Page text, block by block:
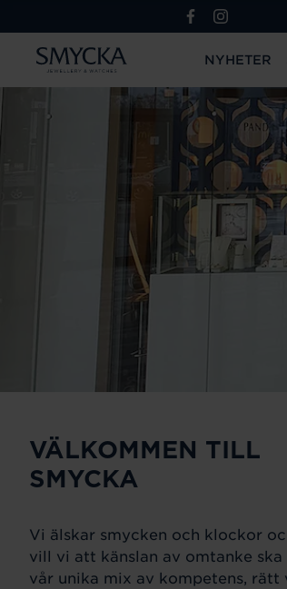
NYHETER
VÄLKOMMEN TILL
SMYCKA
Vi älskar smycken och klockor
vill vi att känslan av omtanke ska
vår unika mix av kompetens, rätt